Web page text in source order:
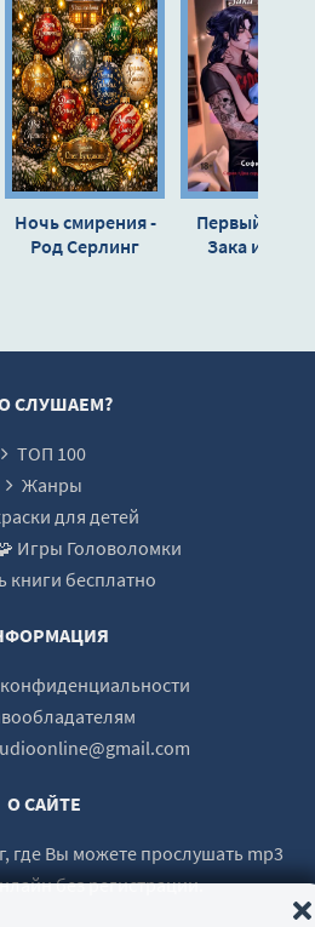
Ночь смирения -
Род Серлинг
Первый
Зака и Тины.
СЛУШАЕМ?
ТОП 100
Жанры
для детей
Игры Головоломки
книги бесплатно
О САЙТЕ
где Вы можете прослушать mp3
без регистрации.